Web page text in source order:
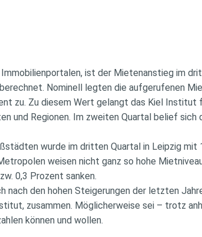
ist der Mietenanstieg im
Nominell legten die aufgerufenen
zu. Zu diesem Wert gelangt das Kiel
und Regionen. Im zweiten Quartal belief sich
wurde im dritten Quartal in Leipzig
weisen nicht ganz so hohe
0,3 Prozent sanken.
nach den hohen Steigerungen der letzten
zusammen. Möglicherweise sei – trotz
können und wollen.